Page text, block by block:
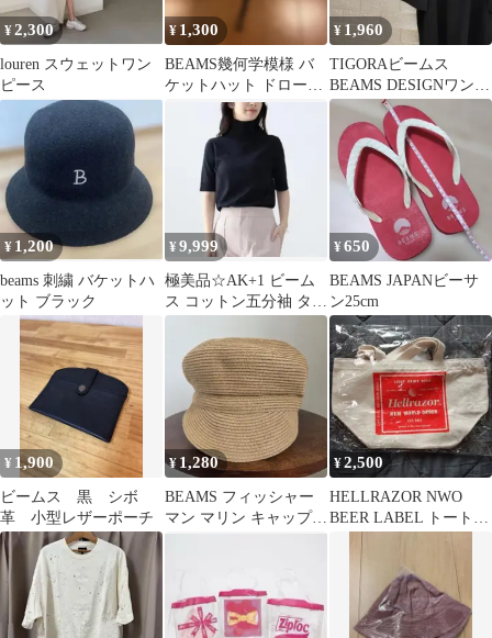
¥2,300
louren スウェットワン
ピース
¥ 1,300
BEAMS幾何学模様 バ
ケットハット ドローコ
ード付き
¥ 1,960
TIGORAビームス
BEAMS DESIGNワンポ
イントロゴ古着Tシャ
ツ黒XL
¥ 1,200
beams 刺繍 バケットハ
ット ブラック
¥9,999
極美品☆AK+1 ビーム
ス コットン五分袖 ター
トルネックニット 36 ネ
イビー
¥650
BEAMS JAPANビーサ
ン25cm
¥ 1,900
ビームス 黒 シボ
革 小型レザーポーチ
¥ 1,280
BEAMS フィッシャー
マン マリン キャップ
キャスケット 帽子
¥2,500
HELLRAZOR NWO
BEER LABEL トートバ